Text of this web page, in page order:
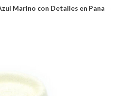
Marino con Detalles en Pana